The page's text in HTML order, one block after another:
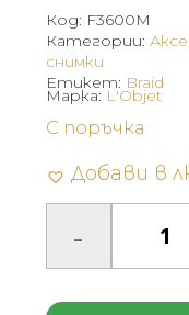
Код: F3600M
Категории:
снимки
Етикет: Braid
С поръчка
Добави в
Марка: L'Objet